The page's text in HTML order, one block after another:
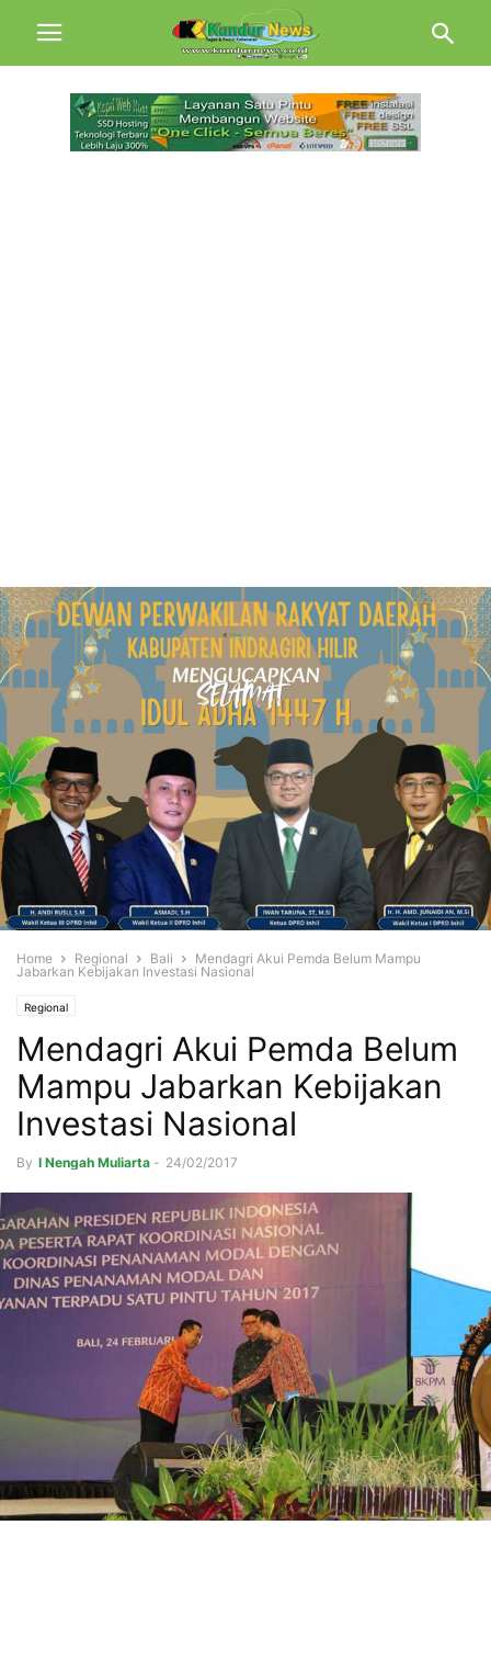
Home Regional Bali
Mendagri Akui Pemda Belum Mampu
Jabarkan Kebijakan Investasi Nasional
Regional
Mendagri Akui Pemda Belum
Mampu Jabarkan Kebijakan
Investasi Nasional
By I Nengah Muliarta - 24/02/2017